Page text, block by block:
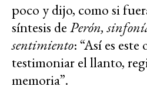
poco y dijo, como si
síntesis dePerón,
sentimiento: “Así es
testimoniar el llanto,
memoria”.